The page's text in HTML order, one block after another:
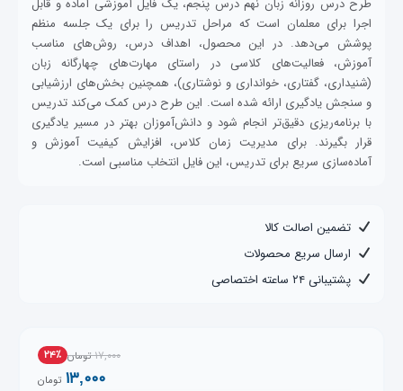
طرح درس روزانه زبان نهم درس پنجم، یک فایل آموزشی آماده و قابل
اجرا برای معلمان است که مراحل تدریس را برای یک جلسه منظم
پوشش می‌دهد. در این محصول، اهداف درس، روش‌های مناسب
آموزش، فعالیت‌های کلاسی در راستای مهارت‌های چهارگانه زبان
(شنیداری، گفتاری، خوانداری و نوشتاری)، همچنین بخش‌های ارزشیابی
و سنجش یادگیری ارائه شده است. این طرح درس کمک می‌کند تدریس
با برنامه‌ریزی دقیق‌تر انجام شود و دانش‌آموزان بهتر در مسیر یادگیری
قرار بگیرند. برای مدیریت زمان کلاس، افزایش کیفیت آموزش و
آماده‌سازی سریع برای تدریس، این فایل انتخاب مناسبی است.
تضمین اصالت کالا
ارسال سریع محصولات
پشتیبانی ۲۴ ساعته اختصاصی
۱۷,۰۰۰ تومان ۲۴٪
۱۳,۰۰۰ تومان